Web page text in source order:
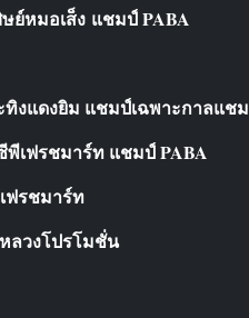
ย์หมอเส็ง แชมป์ PABA
แดงยิม แชมป์เฉพาะกาลแช
เฟรชมาร์ท แชมป์ PABA
ฟรชมาร์ท
ลวงโปรโมชั่น